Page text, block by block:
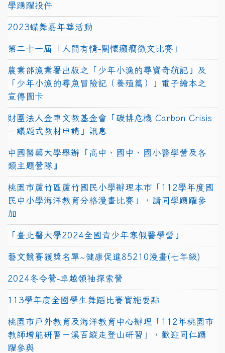
學踴躍投件
2023蝶舞嘉年華活動
第二十一屆「人間有情-關懷癲癇徵文比賽」
農業部漁業署出版之「少年小漁的尋寶奇航記」及
「少年小漁的尋魚冒險記（養殖篇）」電子繪本之
宣傳圖卡
財團法人金車文教基金會「碳排危機 Carbon Crisis
－議題式教材申請」訊息
中國醫藥大學舉辦『高中、國中、國小醫學營及各
類主題營隊』
桃園市蘆竹區蘆竹國民小學辦理本市「112學年度國
民中小學海洋教育分格漫畫比賽」，請同學踴躍參
加
「臺北醫大學2024全國青少年寒假醫學營」
藝文競賽獲獎名單~健康促進85210漫畫(七年級)
2024冬令營-卓越領袖探索營
113學年度全國學生舞蹈比賽實施要點
桃園市戶外教育及海洋教育中心辦理「112年桃園市
教師增能研習－溪百縱走登山研習」，歡迎同仁踴
躍參與